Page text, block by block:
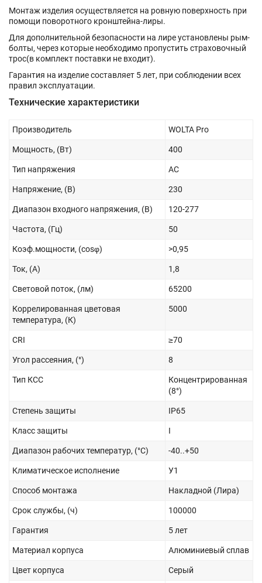
Монтаж изделия осуществляется на ровную поверхность при
помощи поворотного кронштейна-лиры.
Для дополнительной безопасности на лире установлены рым-
болты, через которые необходимо пропустить страховочный
трос(в комплект поставки не входит).
Гарантия на изделие составляет 5 лет, при соблюдении всех
правил эксплуатации.
Технические характеристики
Производитель WOLTA Pro
Мощность, (Вт) 400
Тип напряжения AC
Напряжение, (В) 230
Диапазон входного напряжения, (В) 120-277
Частота, (Гц) 50
Коэф.мощности, (cosφ) >0,95
Ток, (А) 1,8
Световой поток, (лм) 65200
Коррелированная цветовая
температура, (К)
5000
CRI ≥70
Угол рассеяния, (°) 8
Тип КСС
Концентрированная
(8°)
Степень защиты IP65
Класс защиты I
Диапазон рабочих температур, (°С) -40..+50
Климатическое исполнение У1
Способ монтажа Накладной (Лира)
Срок службы, (ч) 100000
Гарантия 5 лет
Материал корпуса Алюминиевый сплав
Цвет корпуса Серый